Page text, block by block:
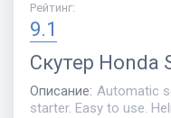
Рейтинг:
9.1
Скутер Honda
Описание: Automatic
starter. Easy to use.